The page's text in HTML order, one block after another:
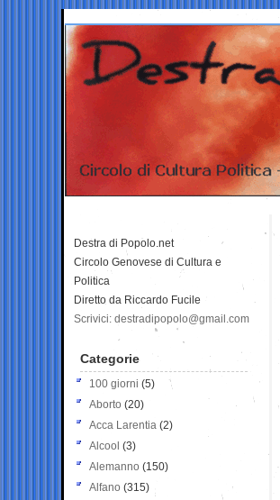
Destra di Popolo.net
Circolo Genovese di Cultura e
Politica
Diretto da Riccardo Fucile
Scrivici: destradipopolo@gmail.com
Categorie
100 giorni (5)
Aborto (20)
Acca Larentia (2)
Alcool (3)
Alemanno (150)
Alfano (315)